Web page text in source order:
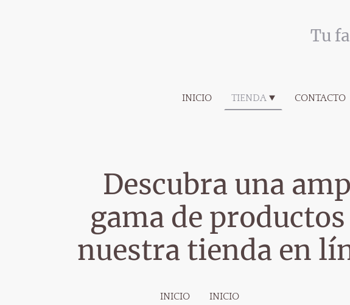
Tu
INICIO TIENDA CONTACTO
Descubra una
gama de
nuestra tienda en
INICIO INICIO